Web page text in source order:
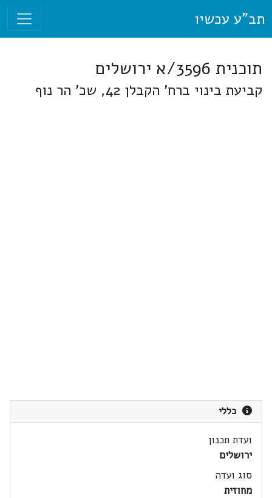
תב"ע עכשיו
תוכנית 3596/א ירושלים
קביעת בינוי ברח' הקבלן 42, שכ' הר נוף
כללי
ועדת תכנון
ירושלים
סוג ועדה
מחוזית